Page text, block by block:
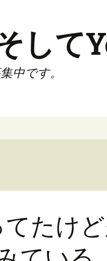
して
中です。
たけ